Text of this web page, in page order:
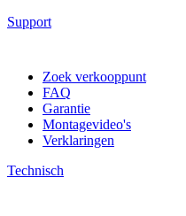
Support
Zoek verkooppunt
FAQ
Garantie
Montagevideo's
Verklaringen
Technisch